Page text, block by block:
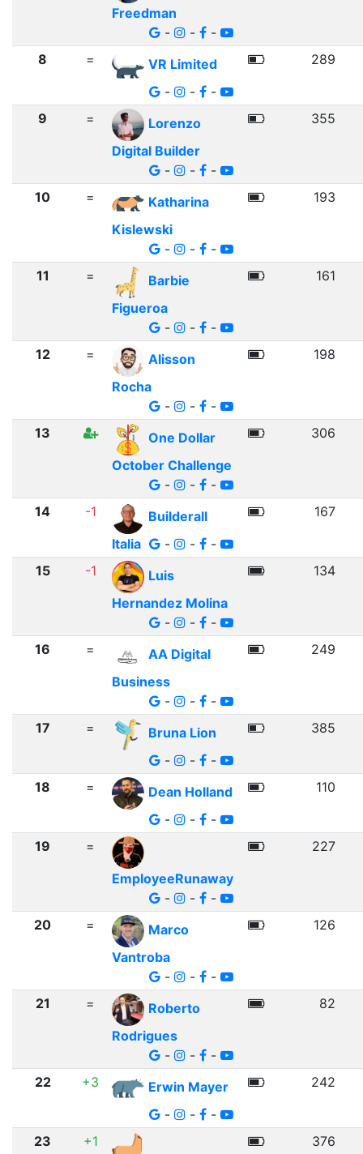
Freedman
-
-
-
8
=
VR Limited
-
- -
289
9 =
Lorenzo
Digital Builder
-
- -
355
10 =
Katharina
Kislewski
-
- -
193
11 =
Barbie
Figueroa
-
- -
161
12 =
Alisson
Rocha
-
- -
198
13
One Dollar
October Challenge
-
- -
306
14 -1
Builderall
Italia
- - -
167
15 -1
Luis
Hernandez Molina
-
- -
134
16 =
AA Digital
Business
-
- -
249
17 =
Bruna Lion
-
- -
385
18 =
Dean Holland
-
- -
110
19
=
EmployeeRunaway
-
- -
227
20 =
Marco
Vantroba
-
- -
126
21 =
Roberto
Rodrigues
-
- -
82
22 +3
Erwin Mayer
-
- -
242
23
+1
376